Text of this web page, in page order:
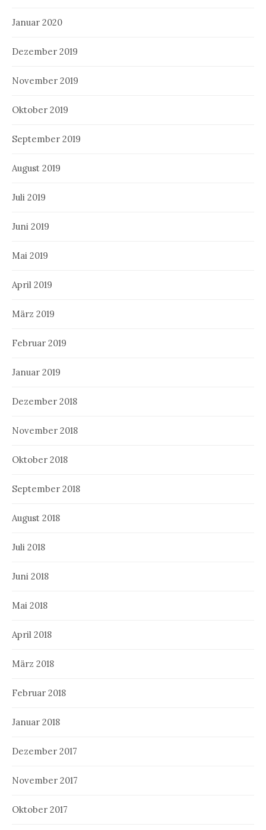
Januar 2020
Dezember 2019
November 2019
Oktober 2019
September 2019
August 2019
Juli 2019
Juni 2019
Mai 2019
April 2019
März 2019
Februar 2019
Januar 2019
Dezember 2018
November 2018
Oktober 2018
September 2018
August 2018
Juli 2018
Juni 2018
Mai 2018
April 2018
März 2018
Februar 2018
Januar 2018
Dezember 2017
November 2017
Oktober 2017